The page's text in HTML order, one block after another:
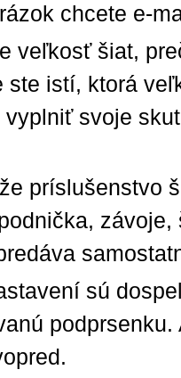
chcete e-
veľkosť šiat,
ste istí, ktorá
svoje
príslušenstvo
sú